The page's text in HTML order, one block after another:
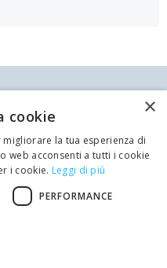
Piergiacomi PD
residuo durante
Capitale sociale: €
registro delle imprese
REA 62679
Cookie Policy
502359
nostro staff +
×
cookie
la tua esperienza di
web acconsenti a tutti i cookie
i cookie. Leggi di più
PERFORMANCE